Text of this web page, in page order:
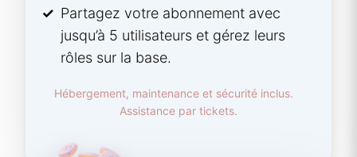
Partagez votre abonnement avec
jusqu’à 5 utilisateurs et gérez leurs
rôles sur la base.
Hébergement, maintenance et sécurité inclus.
Assistance par tickets.